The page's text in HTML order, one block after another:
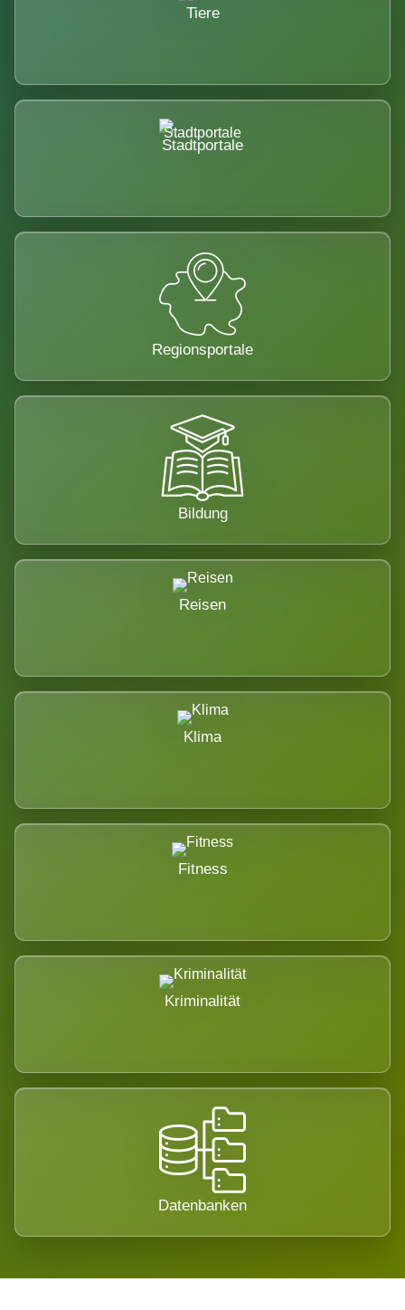
Tiere
Stadtportale
Regionsportale
Bildung
Reisen
Klima
Fitness
Kriminalität
Datenbanken